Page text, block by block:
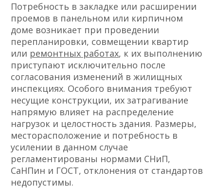
Потребность в закладке или расширении
проемов в панельном или кирпичном
доме возникает при проведении
перепланировки, совмещении квартир
или ремонтных работах, к их выполнению
приступают исключительно после
согласования изменений в жилищных
инспекциях. Особого внимания требуют
несущие конструкции, их затрагивание
напрямую влияет на распределение
нагрузок и целостность здания. Размеры,
месторасположение и потребность в
усилении в данном случае
регламентированы нормами СНиП,
СаНПин и ГОСТ, отклонения от стандартов
недопустимы.